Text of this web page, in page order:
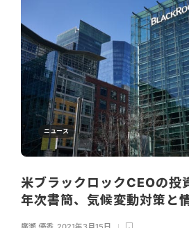
ニュース
米ブラックロックCEOの投
年次書簡、気候変動対策と